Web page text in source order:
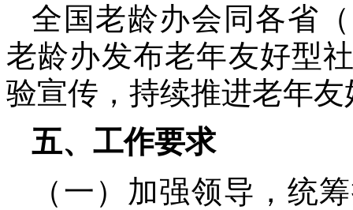
全国老龄办会同各省
老龄办发布老年友好型
验宣传，持续推进老年
五、工作要求
（一）加强领导，统